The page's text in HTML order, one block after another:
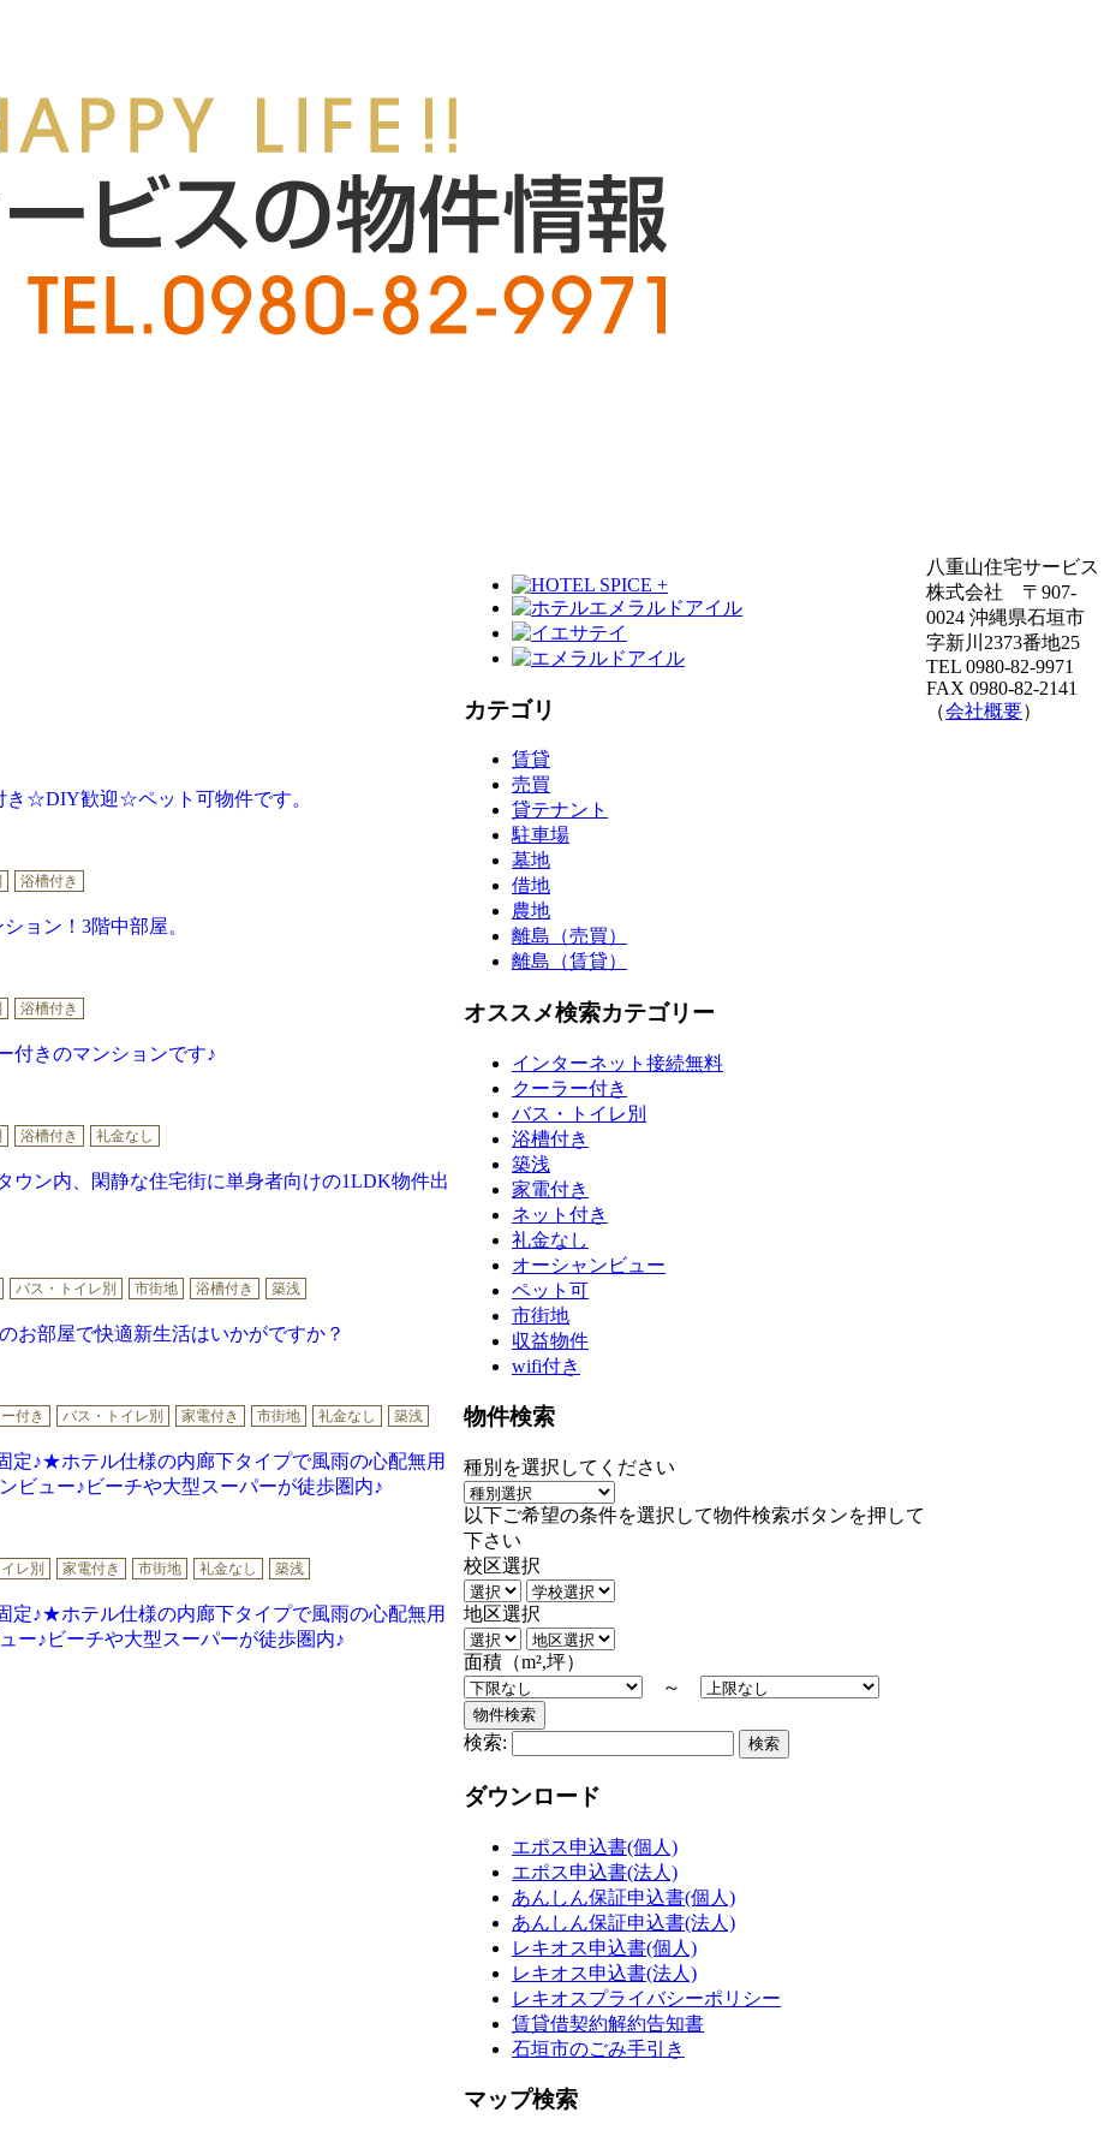
き☆DIY歓迎☆ペット可物件です。
浴槽付き
ョン！3階中部屋。
浴槽付き
付きのマンションです♪
浴槽付き 礼金なし
ウン内、閑静な住宅街に単身者向けの1LDK物件出
バス・トイレ別 市街地 浴槽付き 築浅
お部屋で快適新生活はいかがですか？
付き バス・トイレ別 家電付き 市街地 礼金なし 築浅
♪★ホテル仕様の内廊下タイプで風雨の心配無用
ュー♪ビーチや大型スーパーが徒歩圏内♪
レ別 家電付き 市街地 礼金なし 築浅
♪★ホテル仕様の内廊下タイプで風雨の心配無用
♪ビーチや大型スーパーが徒歩圏内♪
カテゴリ
賃貸
売買
貸テナント
駐車場
墓地
借地
農地
離島（売買）
離島（賃貸）
オススメ検索カテゴリー
インターネット接続無料
クーラー付き
バス・トイレ別
浴槽付き
築浅
家電付き
ネット付き
礼金なし
オーシャンビュー
ペット可
市街地
収益物件
wifi付き
物件検索
種別を選択してください
以下ご希望の条件を選択して物件検索ボタンを押して
下さい
校区選択
地区選択
面積（m²,坪）
～
検索:
ダウンロード
エポス申込書(個人)
エポス申込書(法人)
あんしん保証申込書(個人)
あんしん保証申込書(法人)
レキオス申込書(個人)
レキオス申込書(法人)
レキオスプライバシーポリシー
賃貸借契約解約告知書
石垣市のごみ手引き
マップ検索
八重山住宅サービス
株式会社 〒907-
0024 沖縄県石垣市
字新川2373番地25
TEL 0980-82-9971
FAX 0980-82-2141
（会社概要）